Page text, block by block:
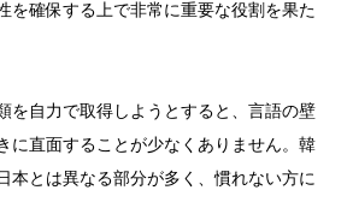
を確保する上で非常に重要な役割を果た
を自力で取得しようとすると、言語の壁
に直面することが少なくありません。韓
本とは異なる部分が多く、慣れない方に